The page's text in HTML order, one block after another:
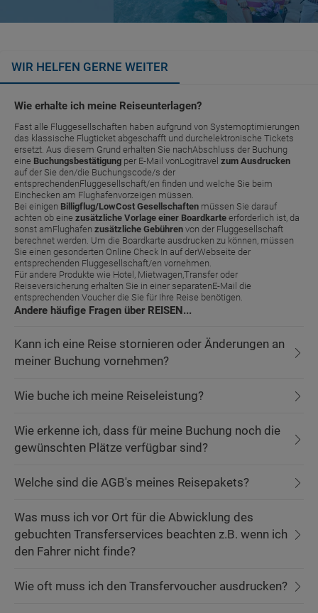
WIR HELFEN GERNE WEITER
Wie erhalte ich meine Reiseunterlagen?
Fast alle Fluggesellschaften haben aufgrund von Systemoptimierungen
das klassische Flugticket abgeschafft und durchelektronische Tickets
ersetzt. Aus diesem Grund erhalten Sie nachAbschluss der Buchung
eine Buchungsbestätigung per E-Mail vonLogitravel zum Ausdrucken
auf der Sie den/die Buchungscode/s der
entsprechendenFluggesellschaft/en finden und welche Sie beim
Einchecken am Flughafenvorzeigen müssen.
Bei einigen Billigflug/LowCost Gesellschaften müssen Sie darauf
achten ob eine zusätzliche Vorlage einer Boardkarte erforderlich ist, da
sonst amFlughafen zusätzliche Gebühren von der Fluggesellschaft
berechnet werden. Um die Boardkarte ausdrucken zu können, müssen
Sie einen gesonderten Online Check In auf derWebseite der
entsprechenden Fluggesellschaft/en vornehmen.
Für andere Produkte wie Hotel, Mietwagen,Transfer oder
Reiseversicherung erhalten Sie in einer separatenE-Mail die
entsprechenden Voucher die Sie für Ihre Reise benötigen.
Andere häufige Fragen über REISEN...
Kann ich eine Reise stornieren oder Änderungen an
meiner Buchung vornehmen?
Wie buche ich meine Reiseleistung?
Wie erkenne ich, dass für meine Buchung noch die
gewünschten Plätze verfügbar sind?
Welche sind die AGB's meines Reisepakets?
Was muss ich vor Ort für die Abwicklung des
gebuchten Transferservices beachten z.B. wenn ich
den Fahrer nicht finde?
Wie oft muss ich den Transfervoucher ausdrucken?